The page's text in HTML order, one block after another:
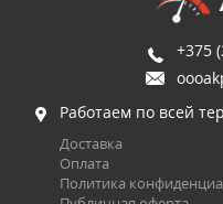
+375
Работаем по всей
Доставка
Оплата
Политика